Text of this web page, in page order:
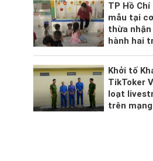
TP Hồ Chí
mẫu tại
thừa nhận
hành hai
Khởi tố
TikToker
loạt
trên